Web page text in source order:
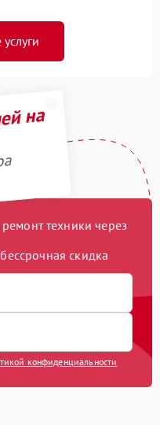
на
техники через
скидка
конфиденциальности